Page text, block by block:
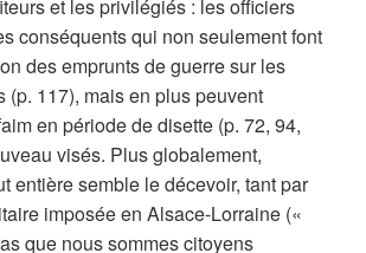
et les privilégiés : les officiers
conséquents qui non seulement font
des emprunts de guerre sur les
(p. 117), mais en plus peuvent
en période de disette (p. 72, 94,
visés. Plus globalement,
entière semble le décevoir, tant par
imposée en Alsace-Lorraine («
que nous sommes citoyens